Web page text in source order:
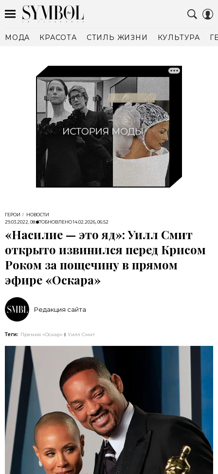
МОДА КРАСОТА СТИЛЬ ЖИЗНИ КУЛЬТУРА
ГЕРОИ
НОВОСТИ
29.03.2022, 08:47ОБНОВЛЕНО14.02.2026, 06:52
«Насилие — это яд»: Уилл Смит
открыто извинился перед Крисом
Роком за пощечину в прямом
эфире «Оскара»
Редакция сайта
Теги: Премия «Оскар» Уилл Смит